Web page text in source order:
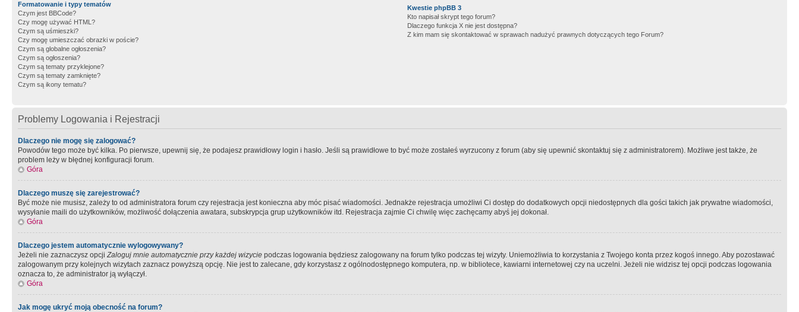
Formatowanie i typy tematów
Czym jest BBCode?
Czy mogę używać HTML?
Czym są uśmieszki?
Czy mogę umieszczać obrazki w poście?
Czym są globalne ogłoszenia?
Czym są ogłoszenia?
Czym są tematy przyklejone?
Czym są tematy zamknięte?
Czym są ikony tematu?
Kwestie phpBB 3
Kto napisał skrypt tego forum?
Dlaczego funkcja X nie jest dostępna?
Z kim mam się skontaktować w sprawach nadużyć prawnych dotyczących tego Forum?
Problemy Logowania i Rejestracji
Dlaczego nie mogę się zalogować?
Powodów tego może być kilka. Po pierwsze, upewnij się, że podajesz prawidłowy login i hasło. Jeśli są prawidłowe to być może zostałeś wyrzucony z forum (aby się upewnić skontaktuj się z administratorem). Możliwe jest także, że
problem leży w błędnej konfiguracji forum.
Góra
Dlaczego muszę się zarejestrować?
Być może nie musisz, zależy to od administratora forum czy rejestracja jest konieczna aby móc pisać wiadomości. Jednakże rejestracja umożliwi Ci dostęp do dodatkowych opcji niedostępnych dla gości takich jak prywatne wiadomości,
wysyłanie maili do użytkowników, możliwość dołączenia awatara, subskrypcja grup użytkowników itd. Rejestracja zajmie Ci chwilę więc zachęcamy abyś jej dokonał.
Góra
Dlaczego jestem automatycznie wylogowywany?
Jeżeli nie zaznaczysz opcjiZaloguj mnie automatycznie przy każdej wizycie podczas logowania będziesz zalogowany na forum tylko podczas tej wizyty. Uniemożliwia to korzystania z Twojego konta przez kogoś innego. Aby pozostawać
zalogowanym przy kolejnych wizytach zaznacz powyższą opcję. Nie jest to zalecane, gdy korzystasz z ogólnodostępnego komputera, np. w bibliotece, kawiarni internetowej czy na uczelni. Jeżeli nie widzisz tej opcji podczas logowania
oznacza to, że administrator ją wyłączył.
Góra
Jak mogę ukryć moją obecność na forum?